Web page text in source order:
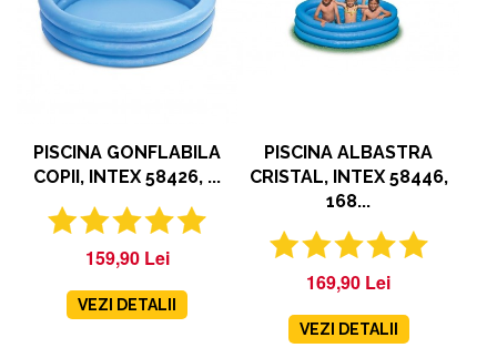
PISCINA GONFLABILA
COPII, INTEX 58426, ...
159,90 Lei
VEZI DETALII
PISCINA ALBASTRA
CRISTAL, INTEX 58446,
168...
169,90 Lei
VEZI DETALII